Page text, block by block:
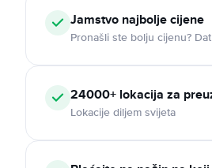
Jamstvo najbolje cijene
Pronašli ste bolju cijenu?
24000+ lokacija za
Lokacije diljem svijeta